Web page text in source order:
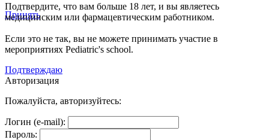
Принять
Подтвердите, что вам больше 18 лет, и вы являетесь
медицинским или фармацевтическим работником.
Если это не так, вы не можете принимать участие в
мероприятиях Pediatric's school.
Подтверждаю
Авторизация
Пожалуйста, авторизуйтесь:
Логин (e-mail):
Пароль: